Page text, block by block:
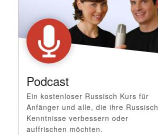
Podcast
Ein kostenloser Russisch Kurs für
Anfänger und alle, die ihre Russisch
Kenntnisse verbessern oder
auffrischen möchten.